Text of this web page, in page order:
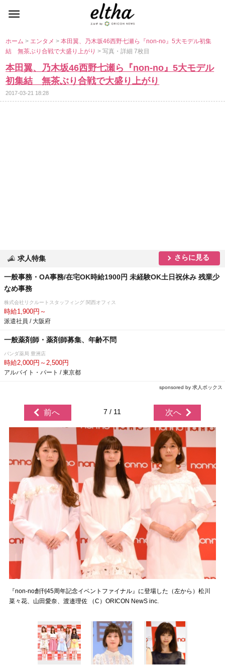
ホーム> エンタメ>本田翼、乃木坂46西野七瀬ら『non-no』5大モデル初集
結 無茶ぶり合戦で大盛り上がり> 写真・詳細 7枚目
本田翼、乃木坂46西野七瀬ら『non-no』5大モデル
初集結 無茶ぶり合戦で大盛り上がり
2017-03-21 18:28
求人特集 さらに見る
一般事務・OA事務/在宅OK時給1900円 未経験OK土日祝休み 残業少
なめ事務
株式会社リクルートスタッフィング 関西オフィス
時給1,900円～
派遣社員 / 大阪府
一般薬剤師・薬剤師募集、年齢不問
パンダ薬局 豊洲店
時給2,000円～2,500円
アルバイト・パート / 東京都
sponsored by 求人ボックス
前へ 7 / 11 次へ
『non-no創刊45周年記念イベントファイナル』に登場した（左から）松川
菜々花、山田愛奈、渡邉理佐 （C）ORICON NewS inc.